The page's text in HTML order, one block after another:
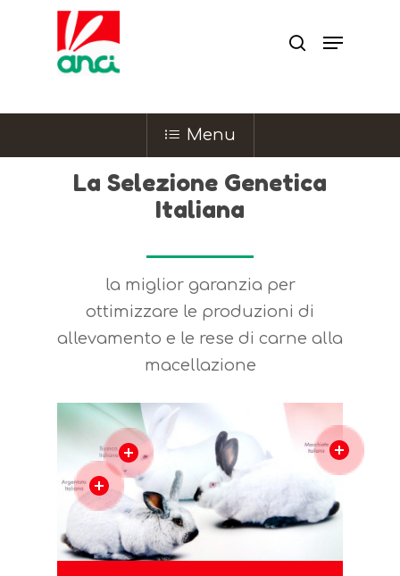
Menu
La Selezione Genetica
Italiana
la miglior garanzia per
ottimizzare le produzioni di
allevamento e le rese di carne alla
macellazione